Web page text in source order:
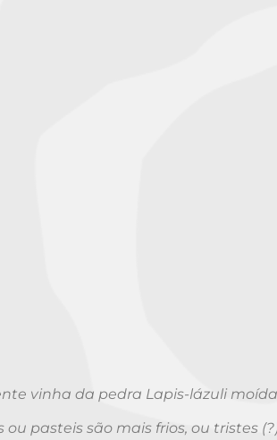
vinha da pedra Lapis-lázuli
ou pasteis são mais frios, ou tristes